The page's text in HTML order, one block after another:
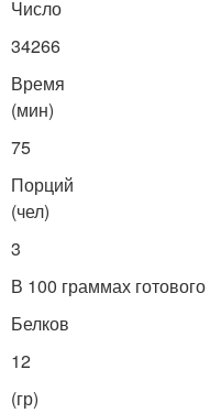
Число
34266
Время
(мин)
75
Порций
(чел)
3
В 100 граммах
Белков
12
(гр)